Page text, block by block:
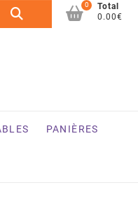
0
Total
0.00€
PANIÈRES